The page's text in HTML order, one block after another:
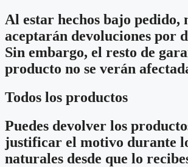
Al estar hechos bajo pedido,
aceptarán devoluciones por
Sin embargo, el resto de
producto no se verán
Todos los productos
Puedes devolver los
justificar el motivo durante
naturales desde que lo